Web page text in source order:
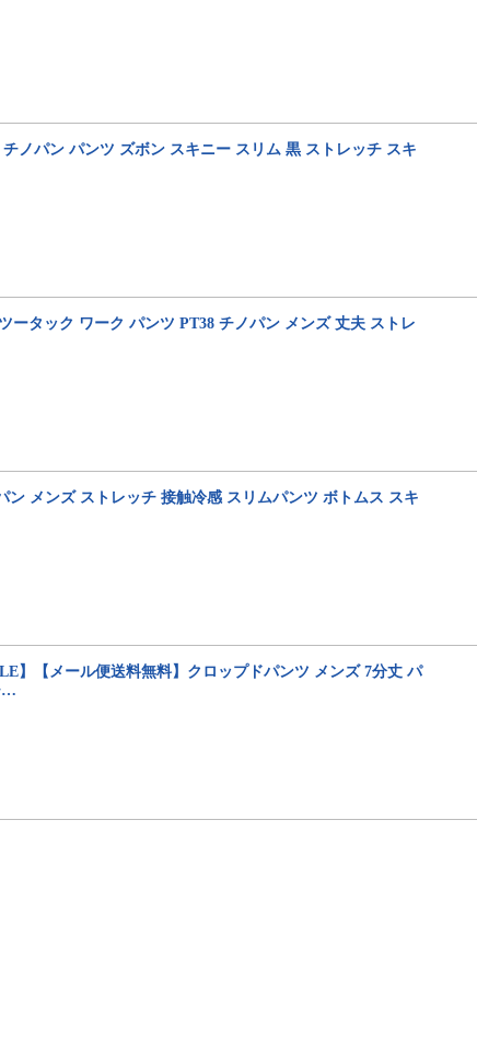
ノパン パンツ ズボン スキニー スリム 黒 ストレッチ スキ
ータック ワーク パンツ PT38 チノパン メンズ 丈夫 ストレ
ン メンズ ストレッチ 接触冷感 スリムパンツ ボトムス スキ
】【メール便送料無料】クロップドパンツ メンズ 7分丈 パ
…